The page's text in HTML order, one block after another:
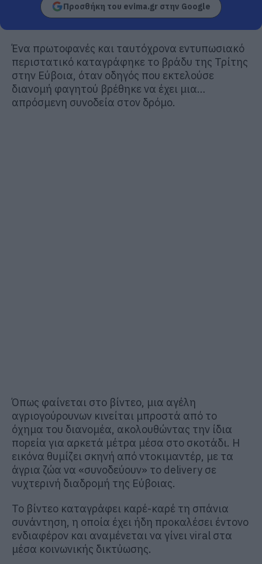
Προσθήκη του evima.gr στην Google
Ένα πρωτοφανές και ταυτόχρονα εντυπωσιακό
περιστατικό καταγράφηκε το βράδυ της Τρίτης
στην Εύβοια, όταν οδηγός που εκτελούσε
διανομή φαγητού βρέθηκε να έχει μια…
απρόσμενη συνοδεία στον δρόμο.
Όπως φαίνεται στο βίντεο, μια αγέλη
αγριογούρουνων κινείται μπροστά από το
όχημα του διανομέα, ακολουθώντας την ίδια
πορεία για αρκετά μέτρα μέσα στο σκοτάδι. Η
εικόνα θυμίζει σκηνή από ντοκιμαντέρ, με τα
άγρια ζώα να «συνοδεύουν» το delivery σε
νυχτερινή διαδρομή της Εύβοιας.
Το βίντεο καταγράφει καρέ-καρέ τη σπάνια
συνάντηση, η οποία έχει ήδη προκαλέσει έντονο
ενδιαφέρον και αναμένεται να γίνει viral στα
μέσα κοινωνικής δικτύωσης.